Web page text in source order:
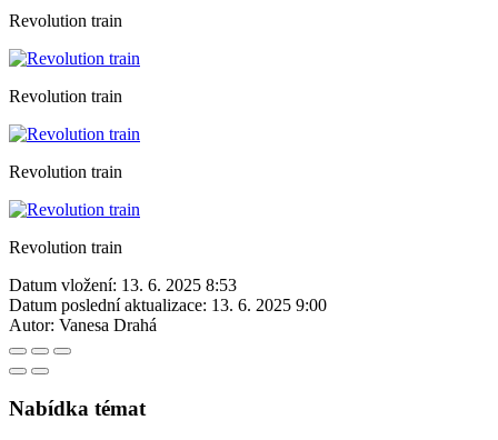
Revolution train
Revolution train
Revolution train
Revolution train
Datum vložení: 13. 6. 2025 8:53
Datum poslední aktualizace: 13. 6. 2025 9:00
Autor: Vanesa Drahá
Nabídka témat